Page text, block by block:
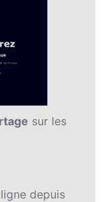
sur les
depuis